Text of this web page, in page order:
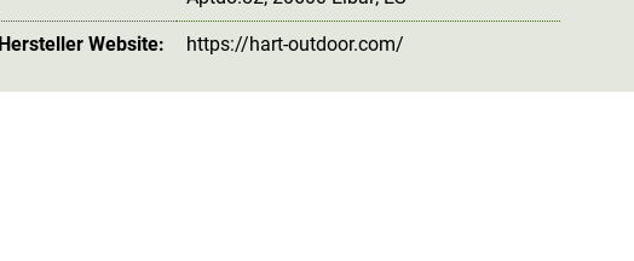
Hersteller Website: https://hart-outdoor.com/